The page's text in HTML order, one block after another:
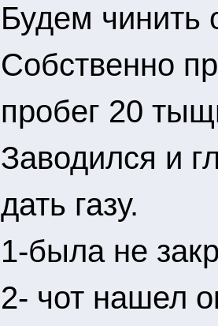
Будем чинить
Собственно
пробег 20
Заводился и
дать газу.
1-была не
2- чот нашел